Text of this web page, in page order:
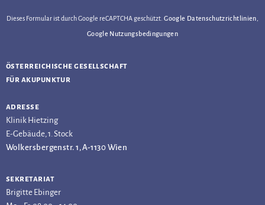
Dieses Formular ist durch Google reCAPTCHA geschützt.Google Datenschutzrichtlinien
Google Nutzungsbedingungen
österreichische gesellschaft
für akupunktur
adresse
Klinik Hietzing
E-Gebäude, 1. Stock
Wolkersbergenstr. 1, A-1130 Wien
sekretariat
Brigitte Ebinger